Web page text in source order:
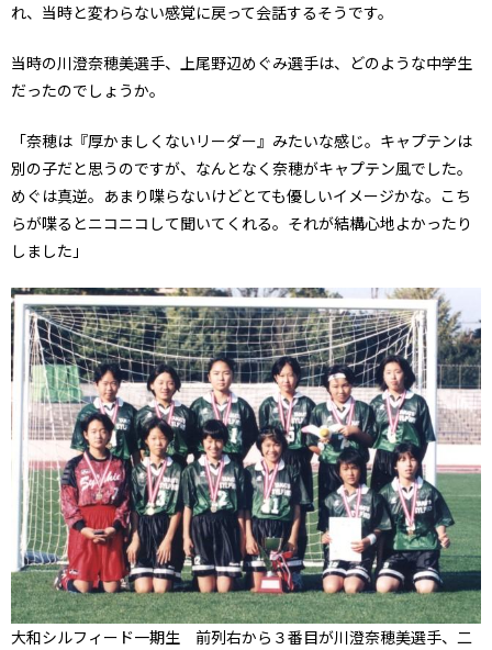
れ、当時と変わらない感覚に戻って会話するそうです。
当時の川澄奈穂美選手、上尾野辺めぐみ選手は、どのような中学生
だったのでしょうか。
「奈穂は『厚かましくないリーダー』みたいな感じ。キャプテンは
別の子だと思うのですが、なんとなく奈穂がキャプテン風でした。
めぐは真逆。あまり喋らないけどとても優しいイメージかな。こち
らが喋るとニコニコして聞いてくれる。それが結構心地よかったり
しました」
大和シルフィード一期生 前列右から３番目が川澄奈穂美選手、二